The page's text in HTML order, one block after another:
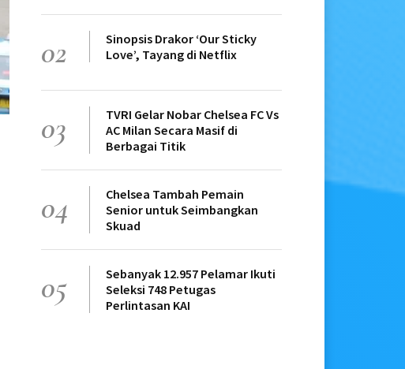
02
Sinopsis Drakor ‘Our Sticky
Love’, Tayang di Netflix
03
TVRI Gelar Nobar Chelsea FC Vs
AC Milan Secara Masif di
Berbagai Titik
04
Chelsea Tambah Pemain
Senior untuk Seimbangkan
Skuad
05
Sebanyak 12.957 Pelamar Ikuti
Seleksi 748 Petugas
Perlintasan KAI